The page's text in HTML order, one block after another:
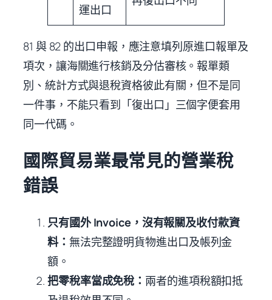
運出口
81 與 82 的出口申報，應注意填列原進口報單及
項次，讓海關進行核銷及分估審核。報單類
別、統計方式與退稅資格彼此有關，但不是同
一件事，不能只看到「復出口」三個字便套用
同一代碼。
國際貿易業最常見的營業稅
錯誤
只有國外 Invoice，沒有報關及收付款資
料： 無法完整證明貨物進出口及帳列金
額。
把零稅率當成免稅： 兩者的進項稅額扣抵